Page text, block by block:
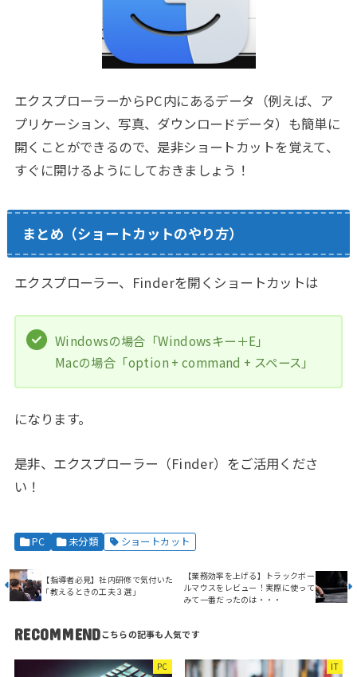
エクスプローラーからPC内にあるデータ（例えば、ア
プリケーション、写真、ダウンロードデータ）も簡単に
開くことができるので、是非ショートカットを覚えて、
すぐに開けるようにしておきましょう！
まとめ（ショートカットのやり方）
エクスプローラー、Finderを開くショートカットは
Windowsの場合「Windowsキー＋E」
Macの場合「option + command + スペース」
になります。
是非、エクスプローラー（Finder）をご活用くださ
い！
PC 未分類 ショートカット
【指導者必見】社内研修で気付いた
「教えるときの工夫３選」
【業務効率を上げる】トラックボー
ルマウスをレビュー！実際に使って
みて一番だったのは・・・
RECOMMEND
PC IT